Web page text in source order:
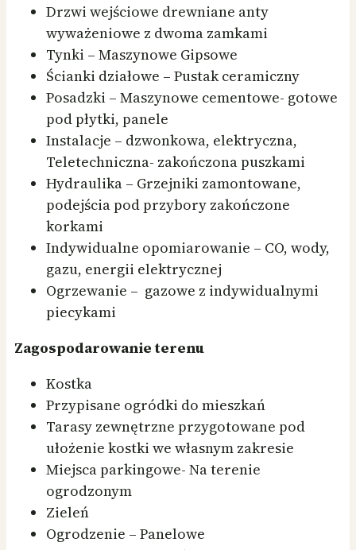
Drzwi wejściowe drewniane anty
wyważeniowe z dwoma zamkami
Tynki – Maszynowe Gipsowe
Ścianki działowe – Pustak ceramiczny
Posadzki – Maszynowe cementowe- gotowe
pod płytki, panele
Instalacje – dzwonkowa, elektryczna,
Teletechniczna- zakończona puszkami
Hydraulika – Grzejniki zamontowane,
podejścia pod przybory zakończone
korkami
Indywidualne opomiarowanie – CO, wody,
gazu, energii elektrycznej
Ogrzewanie – gazowe z indywidualnymi
piecykami
Zagospodarowanie terenu
Kostka
Przypisane ogródki do mieszkań
Tarasy zewnętrzne przygotowane pod
ułożenie kostki we własnym zakresie
Miejsca parkingowe- Na terenie
ogrodzonym
Zieleń
Ogrodzenie – Panelowe